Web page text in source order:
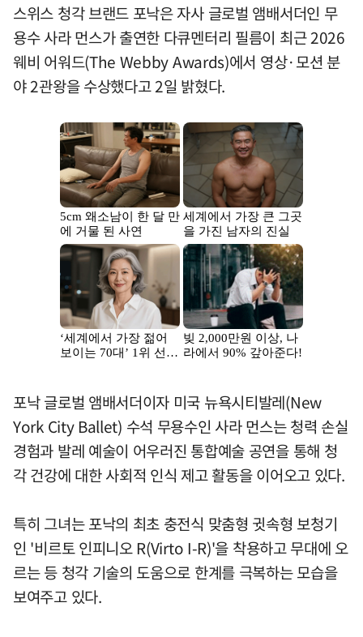
스위스 청각 브랜드 포낙은 자사 글로벌 앰배서더인 무
용수 사라 먼스가 출연한 다큐멘터리 필름이 최근 2026
웨비 어워드(The Webby Awards)에서 영상·모션 분
야 2관왕을 수상했다고 2일 밝혔다.
포낙 글로벌 앰배서더이자 미국 뉴욕시티발레(New
York City Ballet) 수석 무용수인 사라 먼스는 청력 손실
경험과 발레 예술이 어우러진 통합예술 공연을 통해 청
각 건강에 대한 사회적 인식 제고 활동을 이어오고 있다.
특히 그녀는 포낙의 최초 충전식 맞춤형 귓속형 보청기
인 '비르토 인피니오 R(Virto I-R)'을 착용하고 무대에 오
르는 등 청각 기술의 도움으로 한계를 극복하는 모습을
보여주고 있다.